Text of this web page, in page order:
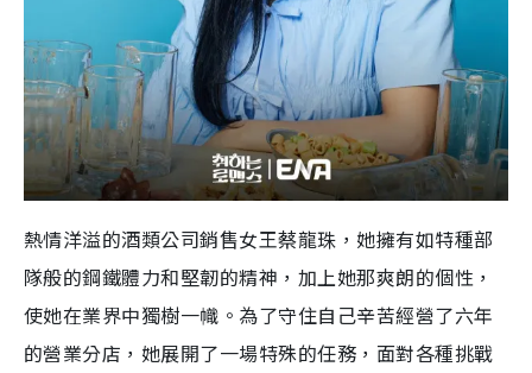
熱情洋溢的酒類公司銷售女王蔡龍珠，她擁有如特種部
隊般的鋼鐵體力和堅韌的精神，加上她那爽朗的個性，
使她在業界中獨樹一幟。為了守住自己辛苦經營了六年
的營業分店，她展開了一場特殊的任務，面對各種挑戰